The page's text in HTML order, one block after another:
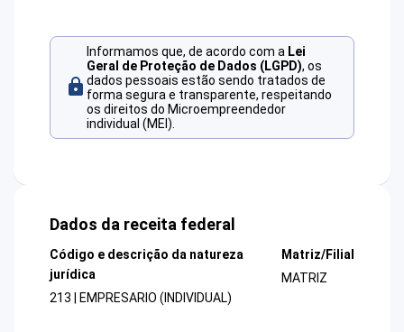
Informamos que, de acordo com a Lei
Geral de Proteção de Dados (LGPD), os
dados pessoais estão sendo tratados de
forma segura e transparente, respeitando
os direitos do Microempreendedor
individual (MEI).
Dados da receita federal
Código e descrição da natureza
jurídica
213 | EMPRESARIO (INDIVIDUAL)
Matriz/Filial
MATRIZ